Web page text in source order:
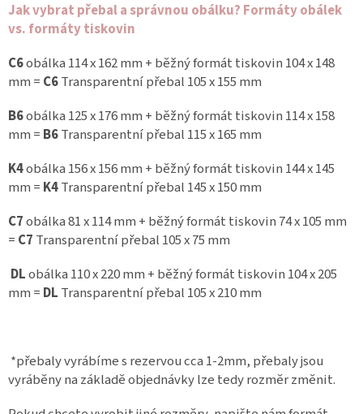
Jak vybrat přebal a správnou obálku? Formáty obálek
vs. formáty tiskovin
C6obálka 114 x 162 mm + běžný formát tiskovin 104 x 148
mm = C6Transparentní přebal 105 x 155 mm
B6obálka 125 x 176 mm + běžný formát tiskovin 114 x 158
mm = B6Transparentní přebal 115 x 165 mm
K4obálka 156 x 156 mm + běžný formát tiskovin 144 x 145
mm = K4Transparentní přebal 145 x 150 mm
C7obálka 81 x 114 mm + běžný formát tiskovin 74 x 105 mm
= C7 Transparentní přebal 105 x 75 mm
DLobálka 110 x 220 mm + běžný formát tiskovin 104 x 205
mm = DL Transparentní přebal 105 x 210 mm
*přebaly vyrábíme s rezervou cca 1-2mm, přebaly jsou
vyráběny na základě objednávky lze tedy rozměr změnit.